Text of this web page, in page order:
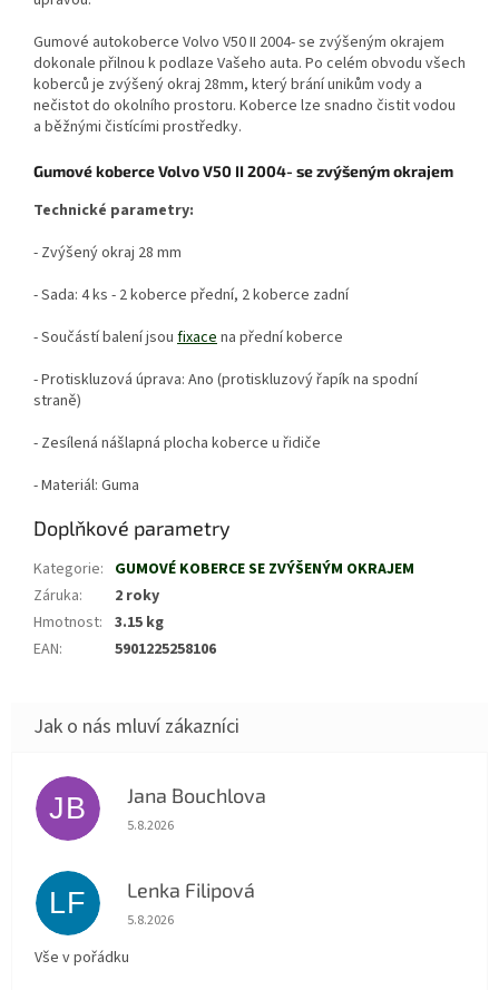
Gumové autokoberce Volvo V50 II 2004- se zvýšeným okrajem
dokonale přilnou k podlaze Vašeho auta. Po celém obvodu všech
koberců je zvýšený okraj 28mm, který brání unikům vody a
nečistot do okolního prostoru. Koberce lze snadno čistit vodou
a běžnými čistícími prostředky.
Gumové koberce Volvo V50 II 2004- se zvýšeným okrajem
Technické parametry:
- Zvýšený okraj 28 mm
- Sada: 4 ks - 2 koberce přední, 2 koberce zadní
- Součástí balení jsou fixacena přední koberce
- Protiskluzová úprava: Ano (protiskluzový řapík na spodní
straně)
- Zesílená nášlapná plocha koberce u řidiče
- Materiál: Guma
Doplňkové parametry
Kategorie: GUMOVÉ KOBERCE SE ZVÝŠENÝM OKRAJEM
Záruka:
2 roky
Hmotnost: 3.15 kg
EAN: 5901225258106
JB Jana Bouchlova
Hodnocení obchodu je 5 z 5 hvězdiček.
5.8.2026
LF Lenka Filipová
Hodnocení obchodu je 5 z 5 hvězdiček.
5.8.2026
Vše v pořádku